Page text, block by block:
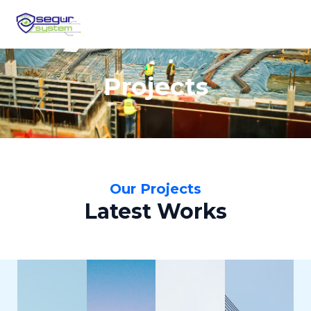
contenido
Projects
Our Projects
Latest Works